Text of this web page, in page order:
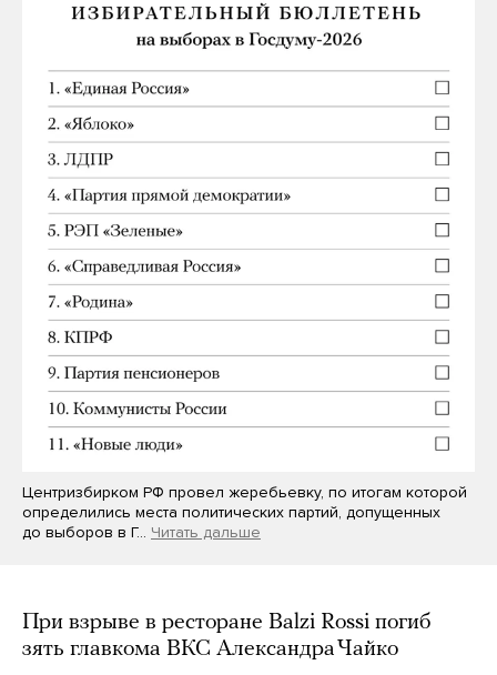
Центризбирком РФ провел жеребьевку, по итогам которой
определились места политических партий, допущенных
до выборов в Г… Читать дальше
При взрыве в ресторане Balzi Rossi погиб
зять главкома ВКС Александра Чайко